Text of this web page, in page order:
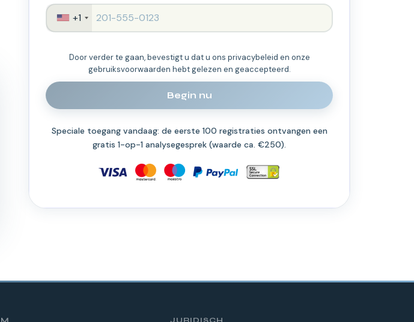
+1
Door verder te gaan, bevestigt u dat u ons privacybeleid en onze
gebruiksvoorwaarden hebt gelezen en geaccepteerd.
Begin nu
Speciale toegang vandaag: de eerste 100 registraties ontvangen een
gratis 1-op-1 analysegesprek (waarde ca. €250).
JURIDISCH